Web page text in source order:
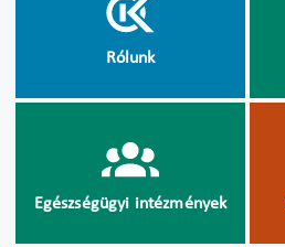
Rólunk
Egészségügyi intézmények